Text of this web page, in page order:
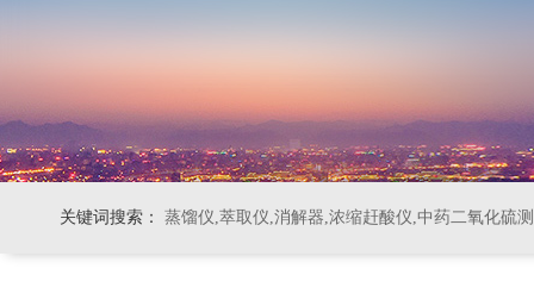
关键词搜索： 蒸馏仪,萃取仪,消解器,浓缩赶酸仪,中药二氧化硫